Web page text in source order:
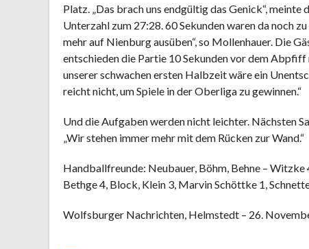
Platz. „Das brach uns endgültig das Genick“,
Unterzahl zum 27:28. 60 Sekunden waren da noch
mehr auf Nienburg ausüben“, so Mollenhauer. Die
entschieden die Partie 10 Sekunden vor dem
unserer schwachen ersten Halbzeit wäre ein
reicht nicht, um Spiele in der Oberliga zu gewinnen.“
Und die Aufgaben werden nicht leichter. Nächsten
„Wir stehen immer mehr mit dem Rücken zur Wand.“
Handballfreunde: Neubauer, Böhm, Behne –
Bethge 4, Block, Klein 3, Marvin Schöttke 1,
Wolfsburger Nachrichten, Helmstedt – 26.